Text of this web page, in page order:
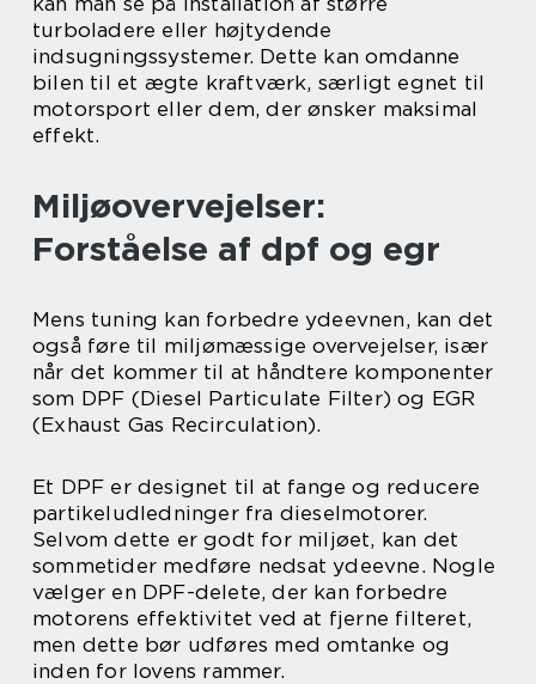
turboladere eller højtydende
indsugningssystemer. Dette kan omdanne
bilen til et ægte kraftværk, særligt egnet til
motorsport eller dem, der ønsker maksimal
effekt.
Miljøovervejelser:
Forståelse af dpf og egr
Mens tuning kan forbedre ydeevnen, kan det
også føre til miljømæssige overvejelser, især
når det kommer til at håndtere komponenter
som DPF (Diesel Particulate Filter) og EGR
(Exhaust Gas Recirculation).
Et DPF er designet til at fange og reducere
partikeludledninger fra dieselmotorer.
Selvom dette er godt for miljøet, kan det
sommetider medføre nedsat ydeevne. Nogle
vælger en DPF-delete, der kan forbedre
motorens effektivitet ved at fjerne filteret,
men dette bør udføres med omtanke og
inden for lovens rammer.